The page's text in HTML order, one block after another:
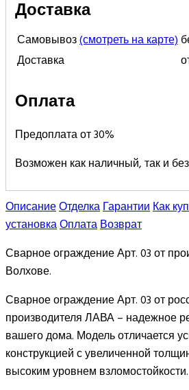
Доставка
Самовывоз(смотреть на карте)
Доставка
Оплата
Предоплата от 30%
Возможен как наличный, так и
ОписаниеОтделкаГарантииКак
установкаОплатаВозврат
Сварное ограждение Арт. 03 от
Волхове.
Сварное ограждение Арт. 03 от
производителя ЛАВА – надежное
вашего дома. Модель отличается
конструкцией с увеличенной
высоким уровнем взломостойкости.